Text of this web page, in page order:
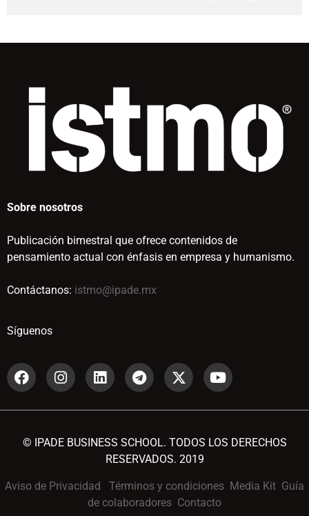
Sobre nosotros
Publicación bimestral que ofrece contenidos de
pensamiento actual con énfasis en empresa y humanismo.
Contáctanos: istmo@ipade.mx
Síguenos
© IPADE BUSINESS SCHOOL. TODOS LOS DERECHOS
RESERVADOS. 2019
Aviso de Privacidad Términos y condiciones Media Kit Guía
de colaboradores Contacto